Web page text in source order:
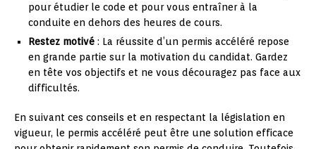
pour étudier le code et pour vous entraîner à la
conduite en dehors des heures de cours.
Restez motivé : La réussite d’un permis accéléré repose
en grande partie sur la motivation du candidat. Gardez
en tête vos objectifs et ne vous découragez pas face aux
difficultés.
En suivant ces conseils et en respectant la législation en
vigueur, le permis accéléré peut être une solution efficace